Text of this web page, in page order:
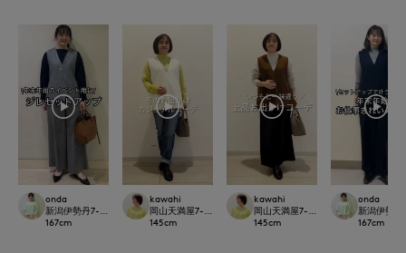
onda
新潟伊勢丹7-IDconcept.
167cm
kawahi
岡山天満屋7-IDconcept.
145cm
kawahi
岡山天満屋7-IDconcept.
145cm
onda
新潟伊勢
167cm